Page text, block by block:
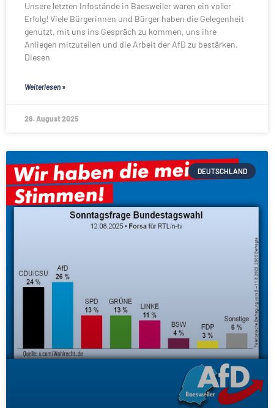
Unsere letzten Infostände in Baesweiler waren ein voller
Erfolg! Viele Bürgerinnen und Bürger haben die Gelegenheit
genutzt, mit uns ins Gespräch zu kommen, uns ihre
Anliegen mitzuteilen und die Arbeit der AfD zu bestärken.
Diesen
Weiterlesen »
26. August 2025
DEUTSCHLAND